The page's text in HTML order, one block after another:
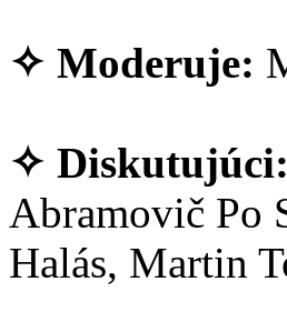
✧ Moderuje:
✧ Diskutujúci:
Abramovič Po
Halás, Martin